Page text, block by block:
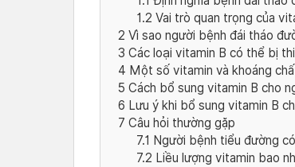
1.2 Vai trò quan trọng của
2 Vì sao người bệnh đái tháo
3 Các loại vitamin B có thể bị
4 Một số vitamin và khoáng
5 Cách bổ sung vitamin B cho
6 Lưu ý khi bổ sung vitamin B
7 Câu hỏi thường gặp
7.1 Người bệnh tiểu đường
7.2 Liều lượng vitamin bao